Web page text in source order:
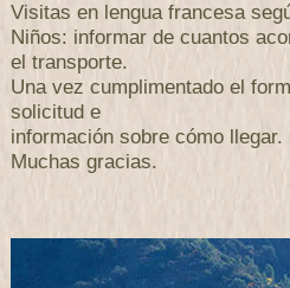
Visitas en lengua francesa
Niños: informar de cuantos
el transporte.
Una vez cumplimentado el
solicitud e
información sobre cómo
Muchas gracias.